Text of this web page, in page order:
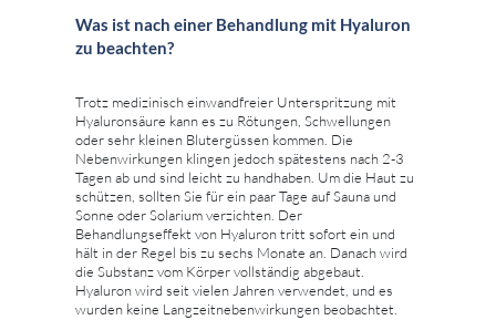
Was ist nach einer Behandlung mit Hyaluron
zu beachten?
Trotz medizinisch einwandfreier Unterspritzung mit
Hyaluronsäure kann es zu Rötungen, Schwellungen
oder sehr kleinen Blutergüssen kommen. Die
Nebenwirkungen klingen jedoch spätestens nach 2-3
Tagen ab und sind leicht zu handhaben. Um die Haut zu
schützen, sollten Sie für ein paar Tage auf Sauna und
Sonne oder Solarium verzichten. Der
Behandlungseffekt von Hyaluron tritt sofort ein und
hält in der Regel bis zu sechs Monate an. Danach wird
die Substanz vom Körper vollständig abgebaut.
Hyaluron wird seit vielen Jahren verwendet, und es
wurden keine Langzeitnebenwirkungen beobachtet.